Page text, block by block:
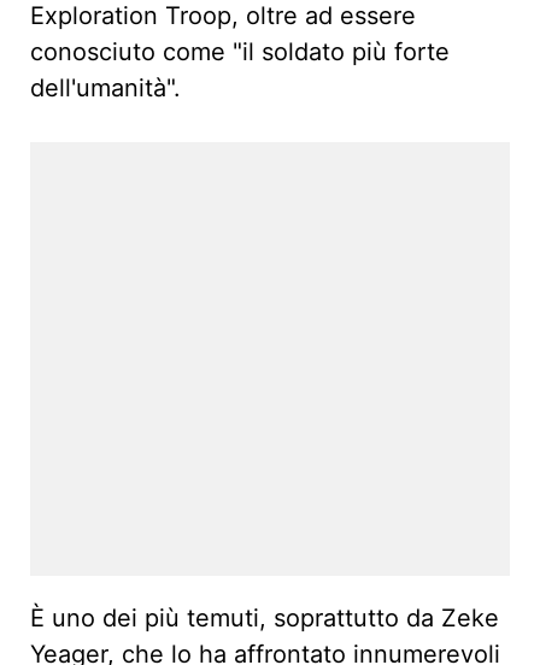
Exploration Troop, oltre ad essere
conosciuto come "il soldato più forte
dell'umanità".
È uno dei più temuti, soprattutto da Zeke
Yeager, che lo ha affrontato innumerevoli